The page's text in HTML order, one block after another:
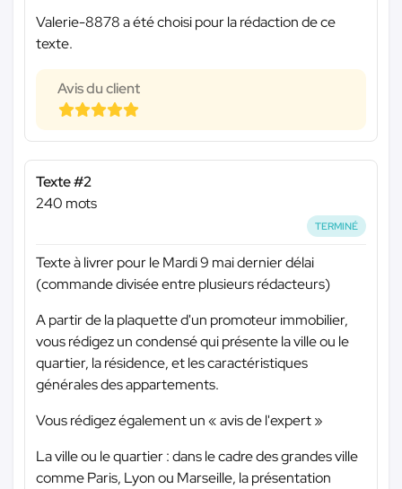
Valerie-8878 a été choisi pour la rédaction de ce
texte.
Avis du client
Texte #2
240 mots
TERMINÉ
Texte à livrer pour le Mardi 9 mai dernier délai
(commande divisée entre plusieurs rédacteurs)
A partir de la plaquette d'un promoteur immobilier,
vous rédigez un condensé qui présente la ville ou le
quartier, la résidence, et les caractéristiques
générales des appartements.
Vous rédigez également un « avis de l'expert »
La ville ou le quartier : dans le cadre des grandes ville
comme Paris, Lyon ou Marseille, la présentation